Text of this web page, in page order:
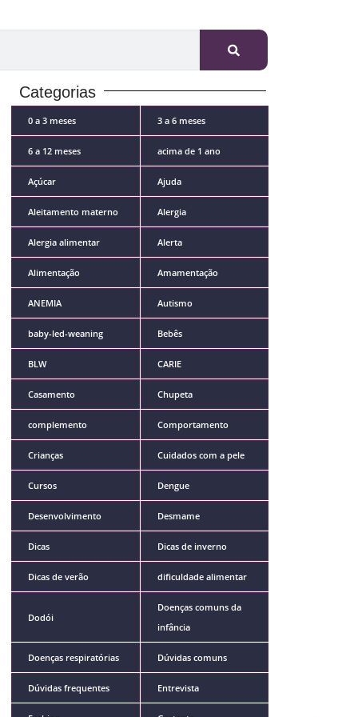
Categorias
0 a 3 meses 3 a 6 meses
6 a 12 meses acima de 1 ano
Açúcar Ajuda
Aleitamento materno Alergia
Alergia alimentar Alerta
Alimentação Amamentação
ANEMIA Autismo
baby-led-weaning Bebês
BLW CARIE
Casamento Chupeta
complemento Comportamento
Crianças Cuidados com a pele
Cursos Dengue
Desenvolvimento Desmame
Dicas Dicas de inverno
Dicas de verão dificuldade alimentar
Dodói
Doenças comuns da
infância
Doenças respiratórias Dúvidas comuns
Dúvidas frequentes Entrevista